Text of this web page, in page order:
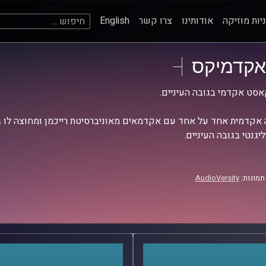
מוזיקה אודותינו צרו קשר English חיפוש:
אקדמיקס
אקדמי בגובה העיניים.
אקדמית אחד על אחד עם אקדמאים מאוניברסיטת רייכמן ומחוצה לו
בגובה העיניים.
AudioVersity